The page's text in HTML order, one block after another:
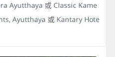
Ayutthaya 或 Classic Kame
Ayutthaya 或 Kantary Hote